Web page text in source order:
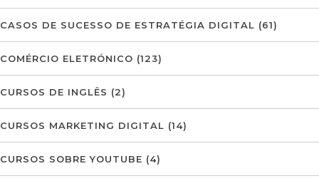
CASOS DE SUCESSO DE ESTRATÉGIA DIGITAL (61)
COMÉRCIO ELETRÓNICO (123)
CURSOS DE INGLÊS (2)
CURSOS MARKETING DIGITAL (14)
CURSOS SOBRE YOUTUBE (4)